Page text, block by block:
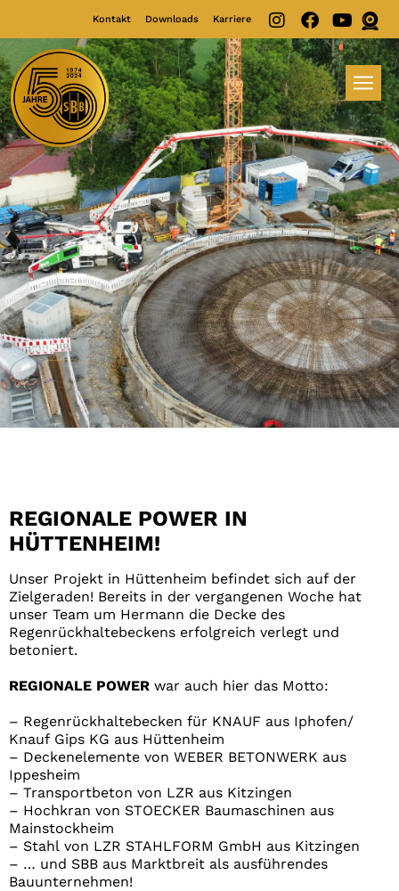
Kontakt Downloads Karriere
REGIONALE POWER IN
HÜTTENHEIM!
Unser Projekt in Hüttenheim befindet sich auf der
Zielgeraden! Bereits in der vergangenen Woche hat
unser Team um Hermann die Decke des
Regenrückhaltebeckens erfolgreich verlegt und
betoniert.
REGIONALE POWER war auch hier das Motto:
– Regenrückhaltebecken für KNAUF aus Iphofen/
Knauf Gips KG aus Hüttenheim
– Deckenelemente von WEBER BETONWERK aus
Ippesheim
– Transportbeton von LZR aus Kitzingen
– Hochkran von STOECKER Baumaschinen aus
Mainstockheim
– Stahl von LZR STAHLFORM GmbH aus Kitzingen
– … und SBB aus Marktbreit als ausführendes
Bauunternehmen!